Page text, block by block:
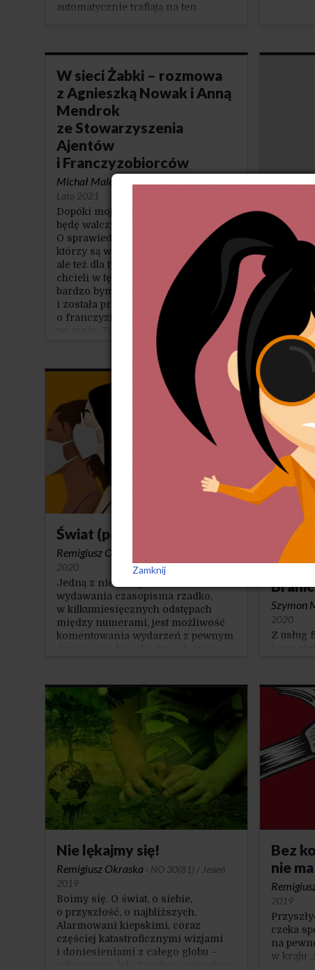
automatycznie trafiają na ten
W sieci Żabki – rozmowa
z Agnieszką Nowak i Anną
Mendrok
ze Stowarzyszenia
Ajentów
i Franczyzobiorców
Michał Maleszka·NO 35(86) / Wiosna-
Lato 2021
Dopóki moje zdrowie na to pozwoli,
będę walczyć do samego końca.
O sprawiedliwość dla wszystkich,
którzy są w naszym stowarzyszeniu,
ale też dla tych, którzy kiedyś będą
chcieli w tę franczyzę wejść. Dlatego
bardzo bym chciała, żeby powstała
i została przyjęta ustawa
o franczyzie. To będzie scheda
po mnie. To wymaga determinacji,
ale nie mam nic do stracenia.
nad
Piotr
2021
pułapki
że aby
i
na
tak się
a
zarabiać.
Świat (po) pandemii
Remigiusz Okraska
2020
Jedną z nielicznych zalet
wydawania czasopisma rzadko,
w kilkumiesięcznych odstępach
między numerami, jest możliwość
komentowania wydarzeń z pewnym
będących za, a nawet przeciw,
bojących się własnego cienia.
Chodzi o ten, który pozwala
przemyśleć, sprawdzić, zastanowić
się i wyciągnąć …
Weź
Szymon
2020
Z usług
Z
są
w
na osobę.
Nie lękajmy się!
Remigiusz Okraska · NO 30(81) / Jesień
2019
Boimy się. O świat, o siebie,
o przyszłość, o najbliższych.
Alarmowani kiepskimi, coraz
częściej katastroficznymi wizjami
i doniesieniami z całego globu –
Bez
nie
2019
czeka
na
w kraju
Zamknij